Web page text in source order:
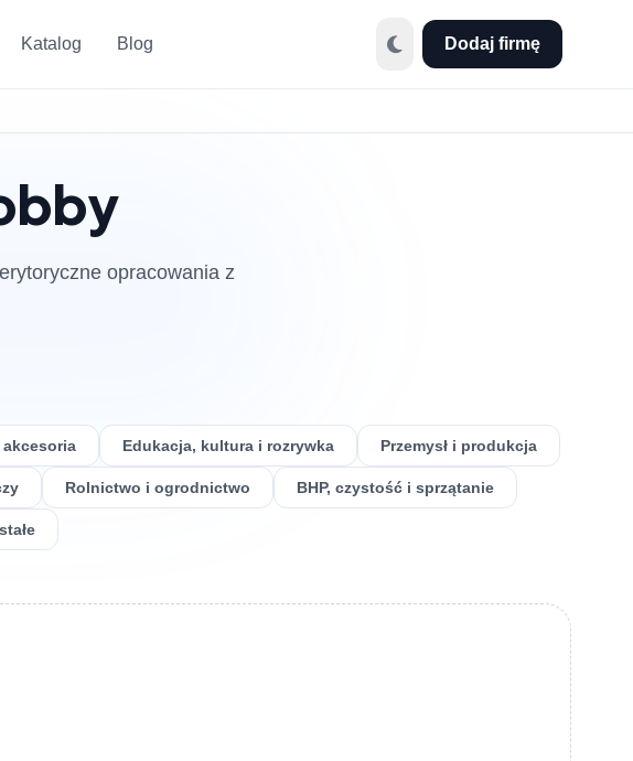
Katalog Blog Dodaj firmę
opracowania z
akcesoria Edukacja, kultura i rozrywka Przemysł i produkcja
Rolnictwo i ogrodnictwo BHP, czystość i sprzątanie